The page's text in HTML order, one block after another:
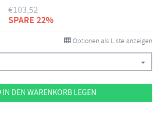
€103,52
SPARE 22%
Optionen als Liste anzeigen
IN DEN WARENKORB LEGEN